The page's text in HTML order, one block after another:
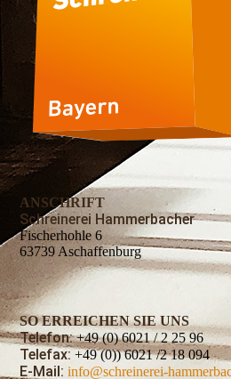
ANSCHRIFT
Schreinerei Hammerbacher
Fischerhohle 6
63739 Aschaffenburg
SO ERREICHEN SIE UNS
Telefon:+49 (0) 6021 / 2 25 96
Telefax: +49 (0)) 6021 /2 18 094
E-Mail: info@schreinerei-